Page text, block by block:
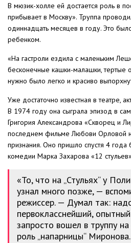
В мюзик-холле ей достается роль в
прибывает в Москву». Труппа
одиннадцать месяцев в году. Это
ребенком.
«На гастроли ездила с маленьким
бесконечные кашки-малашки, тертые
нужно было легко и красиво
Уже достаточно известная в театре,
В 1974 году она сыграла эпизод в
Григория Александрова «Скворец и
последнем фильме Любови Орловой
признания. Оно пришло спустя 4 года
комедии Марка Захарова «12
«То, что на „Стульях“ у
узнал много позже, —
режиссер. — Думал так:
первокласснейший,
запросто вошел в труппу
роль „напарницы“